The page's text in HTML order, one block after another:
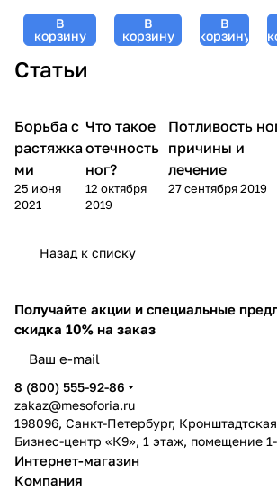
В
корзину
В
корзину
В
корзину
Статьи
Уход за
телом
Борьба с
растяжка
ми
25 июня
2021
Уход за
ногами
Что такое
отечность
ног?
12 октября
2019
Уход за ногами
Потливость
причины и
лечение
27 сентября 2019
Назад к списку
Получайте акции и специальные
скидка 10% на заказ
8 (800) 555-92-86
zakaz@mesoforia.ru
198096, Санкт-Петербург,
Бизнес-центр «К9», 1 этаж, помещение
Интернет-магазин
Компания